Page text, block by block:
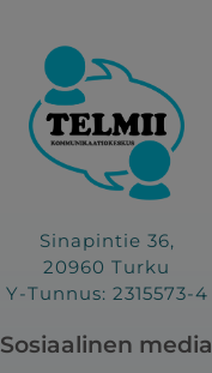
Sinapintie 36,
20960 Turku
Y-Tunnus: 2315573-4
Sosiaalinen media